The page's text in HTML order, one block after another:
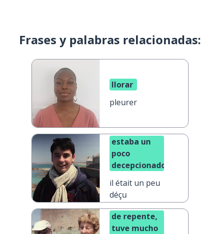
Frases y palabras relacionadas:
llorar
pleurer
estaba un
poco
decepcionado
il était un peu
déçu
de repente,
tuve mucho